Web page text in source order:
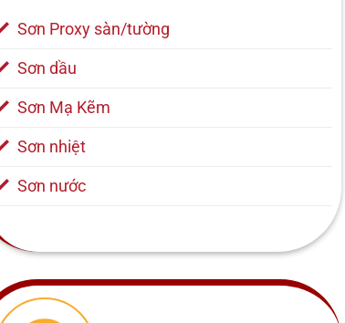
Sơn Proxy sàn/tường
Sơn dầu
Sơn Mạ Kẽm
Sơn nhiệt
Sơn nước